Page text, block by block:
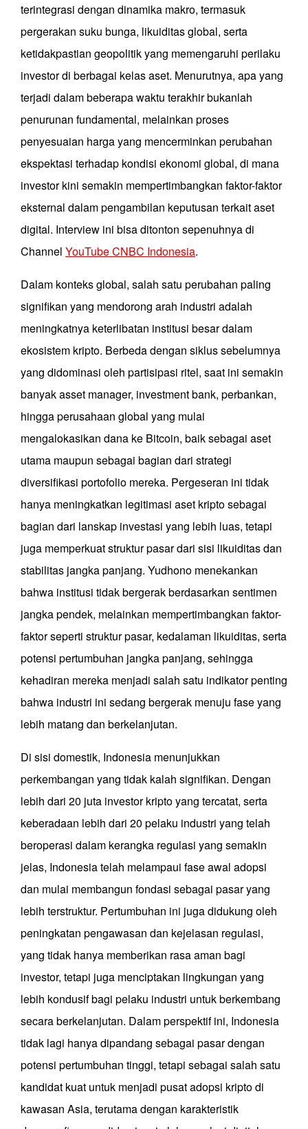
terintegrasi dengan dinamika makro, termasuk
pergerakan suku bunga, likuiditas global, serta
ketidakpastian geopolitik yang memengaruhi perilaku
investor di berbagai kelas aset. Menurutnya, apa yang
terjadi dalam beberapa waktu terakhir bukanlah
penurunan fundamental, melainkan proses
penyesuaian harga yang mencerminkan perubahan
ekspektasi terhadap kondisi ekonomi global, di mana
investor kini semakin mempertimbangkan faktor-faktor
eksternal dalam pengambilan keputusan terkait aset
digital. Interview ini bisa ditonton sepenuhnya di
Channel YouTube CNBC Indonesia.
Dalam konteks global, salah satu perubahan paling
signifikan yang mendorong arah industri adalah
meningkatnya keterlibatan institusi besar dalam
ekosistem kripto. Berbeda dengan siklus sebelumnya
yang didominasi oleh partisipasi ritel, saat ini semakin
banyak asset manager, investment bank, perbankan,
hingga perusahaan global yang mulai
mengalokasikan dana ke Bitcoin, baik sebagai aset
utama maupun sebagai bagian dari strategi
diversifikasi portofolio mereka. Pergeseran ini tidak
hanya meningkatkan legitimasi aset kripto sebagai
bagian dari lanskap investasi yang lebih luas, tetapi
juga memperkuat struktur pasar dari sisi likuiditas dan
stabilitas jangka panjang. Yudhono menekankan
bahwa institusi tidak bergerak berdasarkan sentimen
jangka pendek, melainkan mempertimbangkan faktor-
faktor seperti struktur pasar, kedalaman likuiditas, serta
potensi pertumbuhan jangka panjang, sehingga
kehadiran mereka menjadi salah satu indikator penting
bahwa industri ini sedang bergerak menuju fase yang
lebih matang dan berkelanjutan.
Di sisi domestik, Indonesia menunjukkan
perkembangan yang tidak kalah signifikan. Dengan
lebih dari 20 juta investor kripto yang tercatat, serta
keberadaan lebih dari 20 pelaku industri yang telah
beroperasi dalam kerangka regulasi yang semakin
jelas, Indonesia telah melampaui fase awal adopsi
dan mulai membangun fondasi sebagai pasar yang
lebih terstruktur. Pertumbuhan ini juga didukung oleh
peningkatan pengawasan dan kejelasan regulasi,
yang tidak hanya memberikan rasa aman bagi
investor, tetapi juga menciptakan lingkungan yang
lebih kondusif bagi pelaku industri untuk berkembang
secara berkelanjutan. Dalam perspektif ini, Indonesia
tidak lagi hanya dipandang sebagai pasar dengan
potensi pertumbuhan tinggi, tetapi sebagai salah satu
kandidat kuat untuk menjadi pusat adopsi kripto di
kawasan Asia, terutama dengan karakteristik